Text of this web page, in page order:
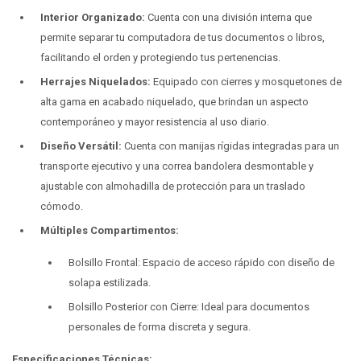
Interior Organizado: Cuenta con una división interna que
permite separar tu computadora de tus documentos o libros,
facilitando el orden y protegiendo tus pertenencias.
Herrajes Niquelados: Equipado con cierres y mosquetones de
alta gama en acabado niquelado, que brindan un aspecto
contemporáneo y mayor resistencia al uso diario.
Diseño Versátil: Cuenta con manijas rígidas integradas para un
transporte ejecutivo y una correa bandolera desmontable y
ajustable con almohadilla de protección para un traslado
cómodo.
Múltiples Compartimentos:
Bolsillo Frontal: Espacio de acceso rápido con diseño de
solapa estilizada.
Bolsillo Posterior con Cierre: Ideal para documentos
personales de forma discreta y segura.